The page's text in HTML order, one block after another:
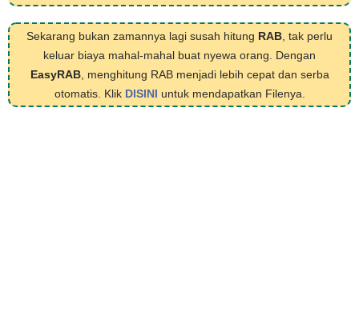
Sekarang bukan zamannya lagi susah hitung RAB , tak perlu
keluar biaya mahal-mahal buat nyewa orang. Dengan
EasyRAB, menghitung RAB menjadi lebih cepat dan serba
otomatis. Klik DISINI untuk mendapatkan Filenya.